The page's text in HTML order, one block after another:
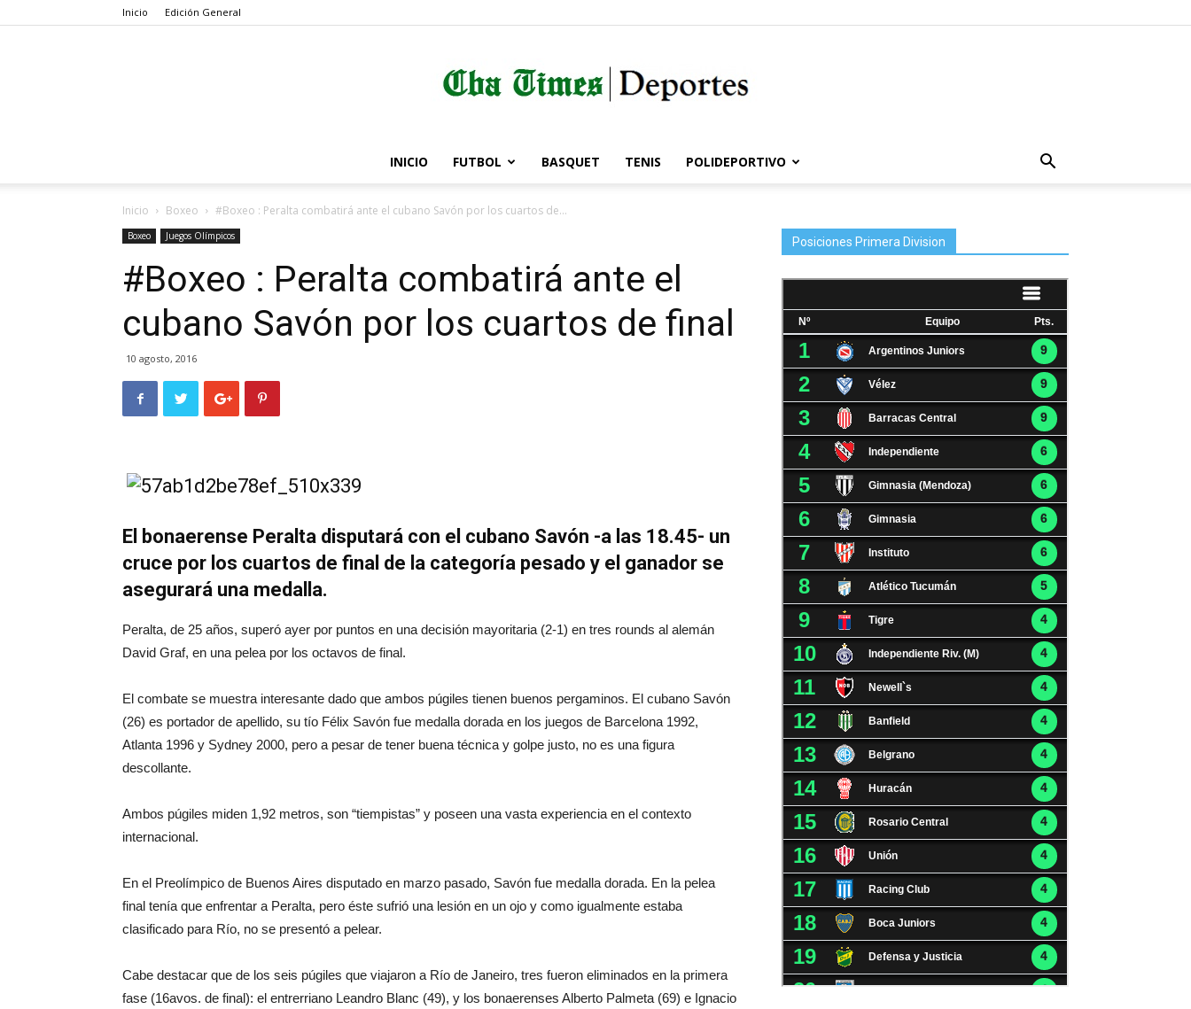
Inicio Edición General
Córdoba
Times
INICIO FUTBOL BASQUET TENIS POLIDEPORTIVO
Inicio Boxeo #Boxeo : Peralta combatirá ante el cubano Savón por los cuartos de...
Boxeo Juegos Olímpicos
#Boxeo : Peralta combatirá ante el
cubano Savón por los cuartos de final
10 agosto, 2016
El bonaerense Peralta disputará con el cubano Savón -a las 18.45- un
cruce por los cuartos de final de la categoría pesado y el ganador se
asegurará una medalla.
Peralta, de 25 años, superó ayer por puntos en una decisión mayoritaria (2-1) en tres rounds al alemán
David Graf, en una pelea por los octavos de final.
El combate se muestra interesante dado que ambos púgiles tienen buenos pergaminos. El cubano Savón
(26) es portador de apellido, su tío Félix Savón fue medalla dorada en los juegos de Barcelona 1992,
Atlanta 1996 y Sydney 2000, pero a pesar de tener buena técnica y golpe justo, no es una figura
descollante.
Ambos púgiles miden 1,92 metros, son “tiempistas” y poseen una vasta experiencia en el contexto
internacional.
En el Preolímpico de Buenos Aires disputado en marzo pasado, Savón fue medalla dorada. En la pelea
final tenía que enfrentar a Peralta, pero éste sufrió una lesión en un ojo y como igualmente estaba
clasificado para Río, no se presentó a pelear.
Cabe destacar que de los seis púgiles que viajaron a Río de Janeiro, tres fueron eliminados en la primera
fase (16avos. de final): el entrerriano Leandro Blanc (49), y los bonaerenses Alberto Palmeta (69) e Ignacio
Posiciones Primera Division